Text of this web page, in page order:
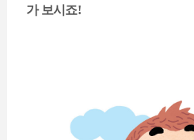
가 보시죠!